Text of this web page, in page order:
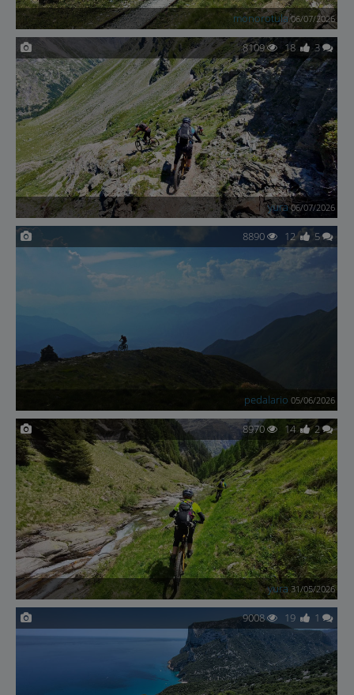
monorotula 06/07/2026
8109 18 3
yura 06/07/2026
8890 12 5
pedalario 05/06/2026
8970 14 2
yura 31/05/2026
9008 19 1